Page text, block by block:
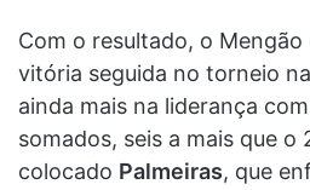
Com o resultado, o
vitória seguida no torneio
ainda mais na liderança
somados, seis a mais que o
colocado Palmeiras, que